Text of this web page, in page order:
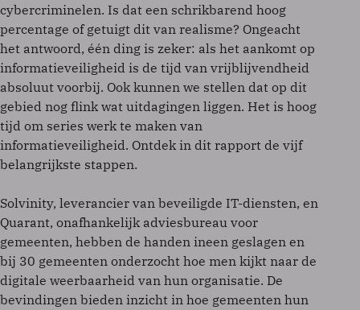
cybercriminelen. Is dat een schrikbarend hoog
percentage of getuigt dit van realisme? Ongeacht
het antwoord, één ding is zeker: als het aankomt op
informatieveiligheid is de tijd van vrijblijvendheid
absoluut voorbij. Ook kunnen we stellen dat op dit
gebied nog flink wat uitdagingen liggen. Het is hoog
tijd om series werk te maken van
informatieveiligheid. Ontdek in dit rapport de vijf
belangrijkste stappen.
Solvinity, leverancier van beveiligde IT-diensten, en
Quarant, onafhankelijk adviesbureau voor
gemeenten, hebben de handen ineen geslagen en
bij 30 gemeenten onderzocht hoe men kijkt naar de
digitale weerbaarheid van hun organisatie. De
bevindingen bieden inzicht in hoe gemeenten hun